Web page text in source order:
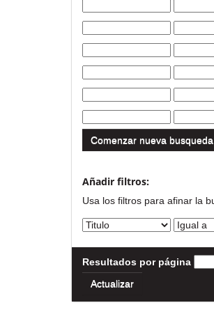
Comenzar nueva busqueda
Añadir filtros:
Usa los filtros para afinar la
Resultados por página